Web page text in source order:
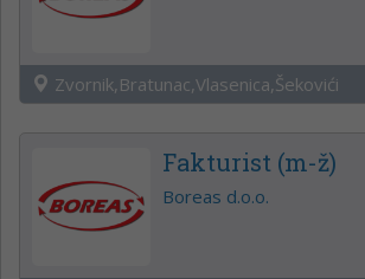
Zvornik,Bratunac,Vlasenica,Šekovići
Fakturist (m-ž)
Boreas d.o.o.